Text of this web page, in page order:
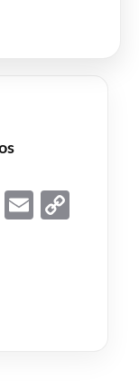
GmailEmail